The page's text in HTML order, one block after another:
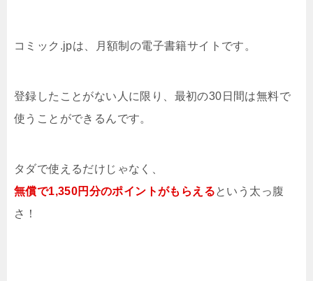
コミック.jpは、月額制の電子書籍サイトです。
登録したことがない人に限り、最初の30日間は無料で
使うことができるんです。
タダで使えるだけじゃなく、
無償で1,350円分のポイントがもらえるという太っ腹
さ！